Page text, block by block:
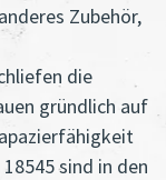
Zubehör,
die
gründlich auf
sind in den